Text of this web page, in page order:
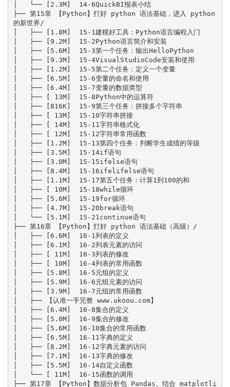
│   └── [2.3M]  14-6QuickBI报表小结
├── 第15章 【Python】打好 python 语法基础，进入 python
的新世界/
│   ├── [1.8M]  15-1建模好工具：Python语言编程入门
│   ├── [9.2M]  15-2Python语言简介和安装
│   ├── [5.6M]  15-3第一个任务：输出HelloPython
│   ├── [9.3M]  15-4VisualStudioCode安装和使用
│   ├── [1.2M]  15-5第二个任务：定义一个变量
│   ├── [6.5M]  15-6变量的命名和使用
│   ├── [6.4M]  15-7变量的数据类型
│   ├── [ 13M]  15-8Python中的运算符
│   ├── [816K]  15-9第三个任务：拼接多个字符串
│   ├── [ 13M]  15-10字符串拼接
│   ├── [ 14M]  15-11字符串格式化
│   ├── [ 12M]  15-12字符串常用函数
│   ├── [1.2M]  15-13第四个任务：判断学生成绩的等级
│   ├── [3.5M]  15-14if语句
│   ├── [3.0M]  15-15ifelse语句
│   ├── [8.4M]  15-16ifelifelse语句
│   ├── [1.1M]  15-17第五个任务：计算1到100的和
│   ├── [ 10M]  15-18while循环
│   ├── [5.6M]  15-19for循环
│   ├── [4.7M]  15-20break语句
│   └── [5.1M]  15-21continue语句
├── 第16章 【Python】打好 python 语法基础（高级）/
│   ├── [6.6M]  16-1列表的定义
│   ├── [6.1M]  16-2列表元素的访问
│   ├── [ 11M]  16-3列表的修改
│   ├── [ 10M]  16-4列表的常用函数
│   ├── [5.8M]  16-5元组的定义
│   ├── [5.9M]  16-6元组元素的访问
│   ├── [3.9M]  16-7元组的常用函数
│   ├── 【认准一手完整 www.ukoou.com】
│   ├── [6.4M]  16-8集合的定义
│   ├── [5.0M]  16-9集合的修改
│   ├── [5.6M]  16-10集合的常用函数
│   ├── [6.5M]  16-11字典的定义
│   ├── [8.2M]  16-12字典元素的访问
│   ├── [7.1M]  16-13字典的修改
│   ├── [5.5M]  16-14自定义函数
│   └── [ 11M]  16-15函数的调用
├── 第17章 【Python】数据分析包 Pandas、结合 matplotli